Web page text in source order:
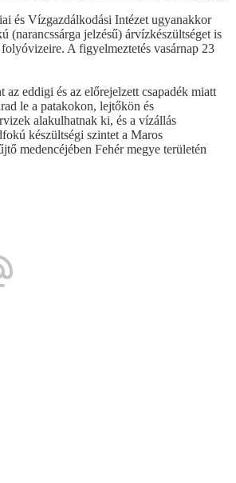
és Vízgazdálkodási Intézet ugyanakkor
(narancssárga jelzésű) árvízkészültséget is
A figyelmeztetés vasárnap 23
az eddigi és az előrejelzett csapadék miatt
le a patakokon, lejtőkön és
alakulhatnak ki, és a vízállás
készültségi szintet a Maros
medencéjében Fehér megye területén